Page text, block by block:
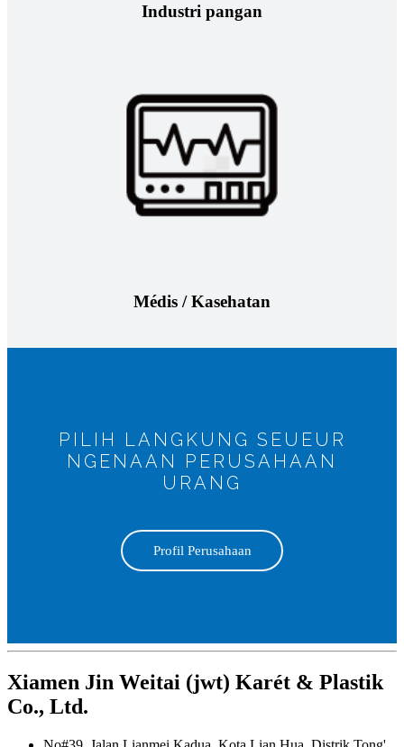
Industri pangan
Médis / Kasehatan
PILIH LANGKUNG SEUEUR
NGENAAN PERUSAHAAN
URANG
Profil Perusahaan
Xiamen Jin Weitai (jwt) Karét & Plastik
Co., Ltd.